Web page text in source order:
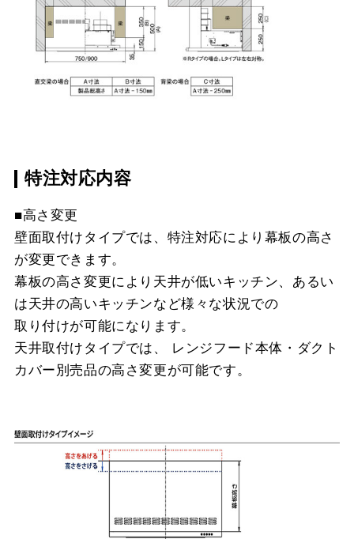
特注対応内容
■高さ変更
壁面取付けタイプでは、特注対応により幕板の高さ
が変更できます。
幕板の高さ変更により天井が低いキッチン、あるい
は天井の高いキッチンなど様々な状況での
取り付けが可能になります。
天井取付けタイプでは、 レンジフード本体・ダクト
カバー別売品の高さ変更が可能です。